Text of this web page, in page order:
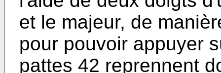
et le majeur, de
pour pouvoir appuyer
pattes 42 reprennent